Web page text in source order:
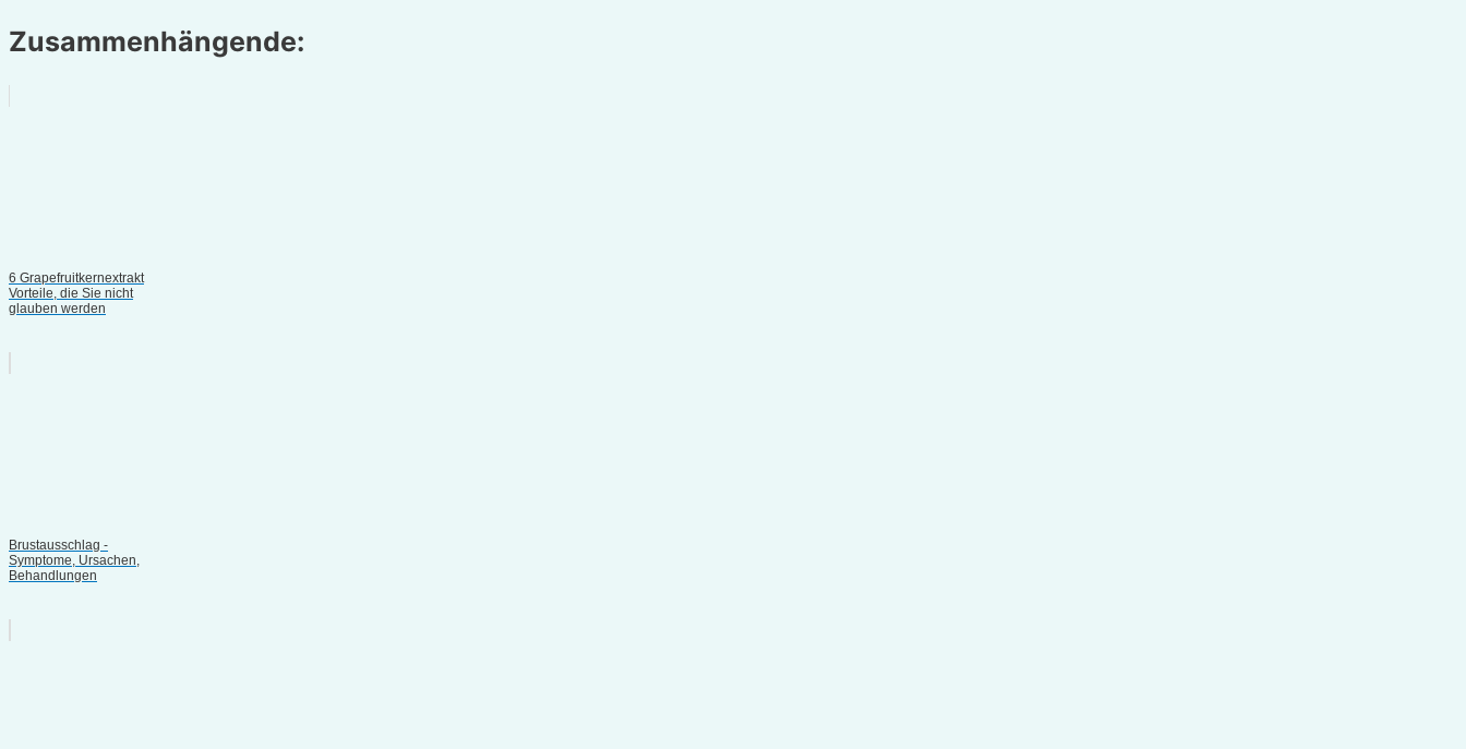
Zusammenhängende:
6 Grapefruitkernextrakt
Vorteile, die Sie nicht
glauben werden
Brustausschlag -
Symptome, Ursachen,
Behandlungen